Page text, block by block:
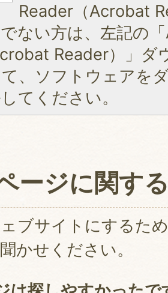
Reader（Acrobat
ない方は、左記の
Reader）」ダ
、ソフトウェアを
てください。
ージに関す
ブサイトにするた
かせください。